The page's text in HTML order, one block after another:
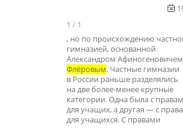
1 / 1
, но по происхождению
гимназией, основанной
Александром Афиногеновичем
Флёровым. Частные гимназии
в России раньше разделялись
на две более-менее крупные
категории. Одна была с
для учащих, а другая — с
для учащихся. С правами